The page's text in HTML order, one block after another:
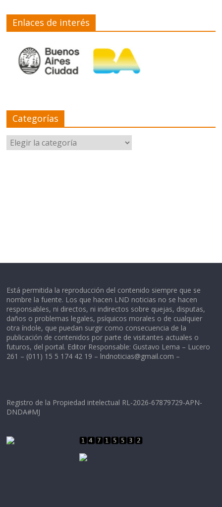
Enlaces de interés
Categorías
Categorías
Está permitida la reproducción del contenido siempre que se
nombre la fuente. Los que hacen LND noticias no se hacen
responsables, ni directos, ni indirectos sobre quejas, disputas,
daños o problemas legales, psíquicos morales o de cualquier
otra índole, que puedan surgir como consecuencia de la
publicación de contenidos por parte de visitantes actuales o
futuros, del portal. Editor Responsable: Gustavo Lema – Lucero
261 – (011) 15 5 174 42 19 – lndnoticias@gmail.com –
Registro de la Propiedad intelectual RL-2026-67879729-APN-
DNDA#MJ